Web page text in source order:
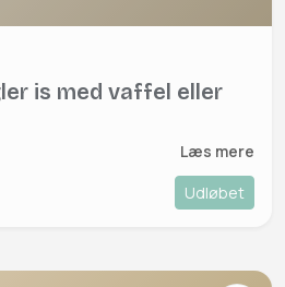
is med vaffel eller
Læs mere
Udløbet